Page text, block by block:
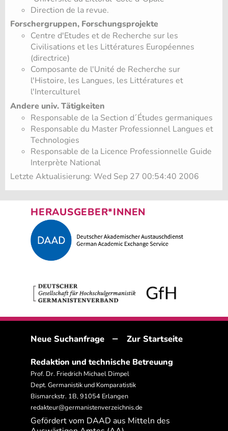
Direction de la revue.
Forschergruppen, Forschungsprojekte
Centre d'Etudes et de Recherche sur les
Civilisations et les Littératures Européennes
(directrice)
Composante de l'Unité de Recherche sur
l'Histoire, les Langues, les Littératures et
l'Interculturel
Andere univ. Tätigkeiten
Responsable de la Section d´Études germaniques
Responsable du Master Professionnel Langues et
Technologies
Responsable de la Licence Professionnelle Guide
Interprète National
Letzte Aktualisierung: Wed Sep 27 00:54:40 2006
HERAUSGEBER*INNEN
Neue Suchanfrage – Zur Startseite
Redaktion und technische Betreuung
Prof. Dr. Friedrich Michael Dimpel
Dept. Germanistik und Komparatistik
Bismarckstr. 1B, 91054 Erlangen
redakteur@germanistenverzeichnis.de
Gefördert vom DAAD aus Mitteln des